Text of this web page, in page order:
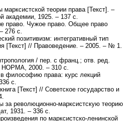
марксистской теории права [Текст]. –
академии, 1925. – 137 с.
право. Чужое право. Общее право
276 с.
позитивизм: интегративный тип
[Текст] // Правоведение. – 2005. – № 1.
/ пер. с франц.; отв. ред.
2000. – 310 с.
философию права: курс лекций
с.
[Текст] // Советское государство и
за революционно-марксистскую теорию
1931. – 336 с.
по марксистско-ленинской